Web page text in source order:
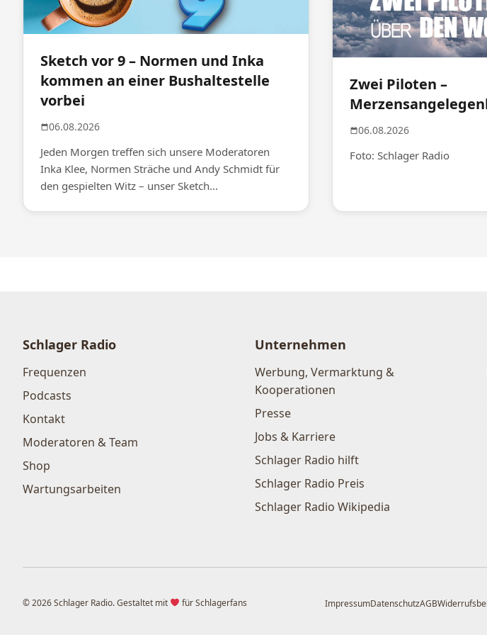
Sketch vor 9 – Normen und Inka
kommen an einer Bushaltestelle
vorbei
06.08.2026
Jeden Morgen treffen sich unsere Moderatoren
Inka Klee, Normen Sträche und Andy Schmidt für
den gespielten Witz – unser Sketch...
Zwei Piloten –
06.08.2026
Foto: Schlager Radio
Schlager Radio
Frequenzen
Podcasts
Kontakt
Moderatoren & Team
Shop
Wartungsarbeiten
Unternehmen
Werbung, Vermarktung &
Kooperationen
Presse
Jobs & Karriere
Schlager Radio hilft
Schlager Radio Preis
Schlager Radio Wikipedia
© 2026 Schlager Radio. Gestaltet mit für Schlagerfans ImpressumDatenschutzAGB